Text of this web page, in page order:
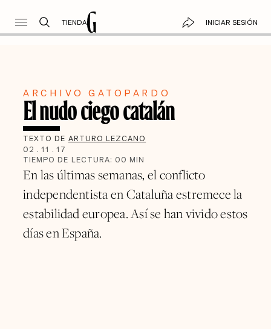
TIENDA INICIAR SESIÓN
ARCHIVO GATOPARDO
El nudo ciego catalán
TEXTO DE ARTURO LEZCANO
02 . 11 . 17
TIEMPO DE LECTURA: 00 MIN
En las últimas semanas, el conflicto
independentista en Cataluña estremece la
estabilidad europea. Así se han vivido estos
días en España.